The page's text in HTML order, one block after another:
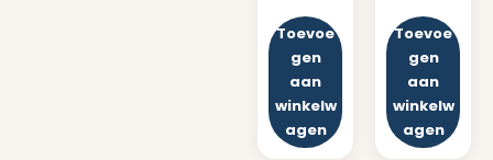
Toevoe
gen
aan
winkelw
agen
Toevoe
gen
aan
winkelw
agen